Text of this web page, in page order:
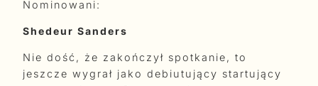
Nominowani:
Shedeur Sanders
Nie dość, że zakończył spotkanie, to
jeszcze wygrał jako debiutujący startujący